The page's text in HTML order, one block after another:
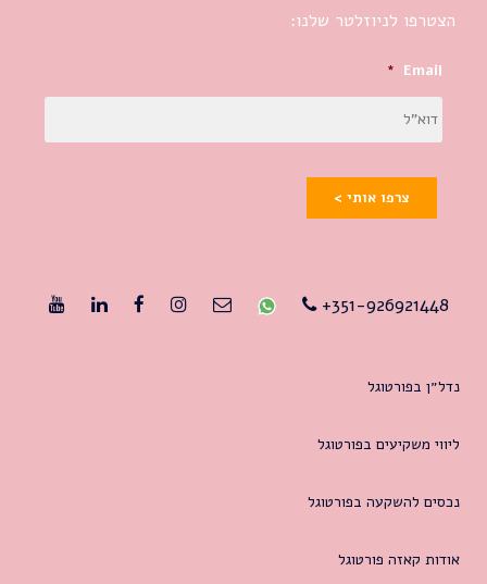
הצטרפו לניוזלטר שלנו:
Email
*
צרפו אותי >
351-926921448+
נדל״ן בפורטוגל
ליווי משקיעים בפורטוגל
נכסים להשקעה בפורטוגל
אודות קאזה פורטוגל